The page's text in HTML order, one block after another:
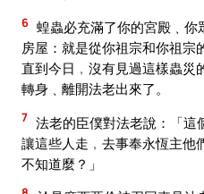
6 蝗蟲必充滿了你的宮殿﹑
房屋：就是從你祖宗和你祖宗
直到今日﹐沒有見過這樣蟲災
轉身﹑離開法老出來了。
7 法老的臣僕對法老說：「這
讓這些人走﹐去事奉永恆主他
不知道麼？」